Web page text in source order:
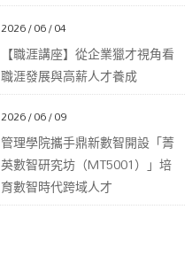
2026 / 06 / 04
【職涯講座】從企業獵才視角看
職涯發展與高薪人才養成
2026 / 06 / 09
管理學院攜手鼎新數智開設「菁
英數智研究坊（MT5001）」培
育數智時代跨域人才